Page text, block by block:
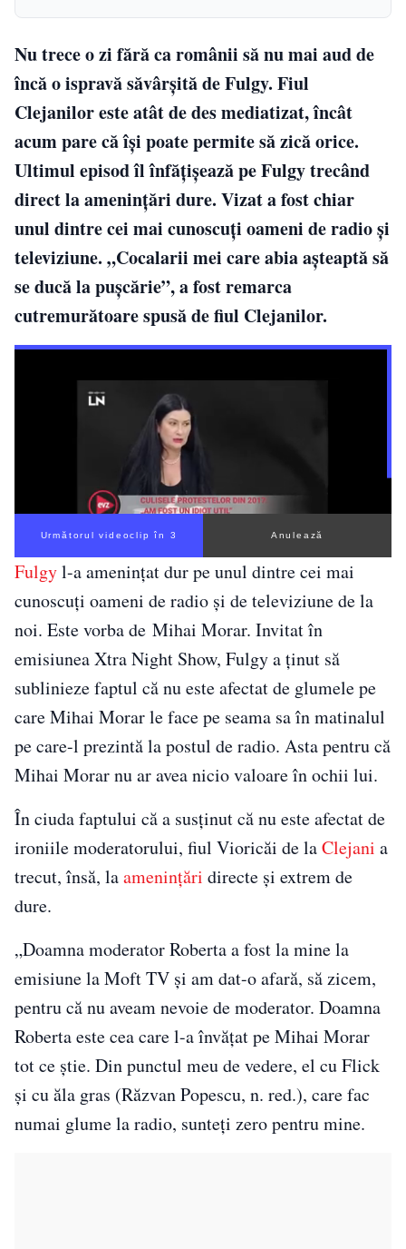
Nu trece o zi fără ca românii să nu mai aud de
încă o ispravă săvârșită de Fulgy. Fiul
Clejanilor este atât de des mediatizat, încât
acum pare că își poate permite să zică orice.
Ultimul episod îl înfățișează pe Fulgy trecând
direct la amenințări dure. Vizat a fost chiar
unul dintre cei mai cunoscuți oameni de radio și
televiziune. „Cocalarii mei care abia aşteaptă să
se ducă la puşcărie”, a fost remarca
cutremurătoare spusă de fiul Clejanilor.
Următorul videoclip în 3 Anulează
Fulgyl-a amenințat dur pe unul dintre cei mai
cunoscuți oameni de radio și de televiziune de la
noi. Este vorba de Mihai Morar. Invitat în
emisiunea Xtra Night Show, Fulgy a ţinut să
sublinieze faptul că nu este afectat de glumele pe
care Mihai Morar le face pe seama sa în matinalul
pe care-l prezintă la postul de radio. Asta pentru că
Mihai Morar nu ar avea nicio valoare în ochii lui.
În ciuda faptului că a susținut că nu este afectat de
ironiile moderatorului, fiul Vioricăi de laClejani a
trecut, însă, laamenințări directe și extrem de
dure.
„Doamna moderator Roberta a fost la mine la
emisiune la Moft TV şi am dat-o afară, să zicem,
pentru că nu aveam nevoie de moderator. Doamna
Roberta este cea care l-a învăţat pe Mihai Morar
tot ce ştie. Din punctul meu de vedere, el cu Flick
şi cu ăla gras (Răzvan Popescu, n. red.), care fac
numai glume la radio, sunteţi zero pentru mine.